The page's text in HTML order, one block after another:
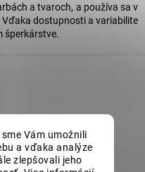
Vám umožnili
a vďaka analýze
zlepšovali jeho
a tvaroch, a používa sa v
dostupnosti a variabilite
šperkárstve.